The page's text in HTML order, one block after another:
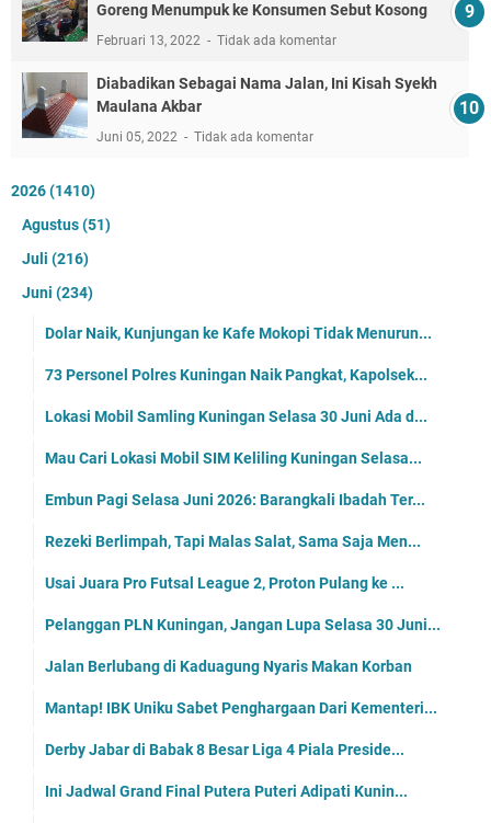
Goreng Menumpuk ke Konsumen Sebut Kosong
Februari 13, 2022 Tidak ada komentar
Diabadikan Sebagai Nama Jalan, Ini Kisah Syekh
Maulana Akbar
Juni 05, 2022 Tidak ada komentar
2026(1410)
Agustus(51)
Juli (216)
Juni (234)
Dolar Naik, Kunjungan ke Kafe Mokopi Tidak Menurun...
73 Personel Polres Kuningan Naik Pangkat, Kapolsek...
Lokasi Mobil Samling Kuningan Selasa 30 Juni Ada d...
Mau Cari Lokasi Mobil SIM Keliling Kuningan Selasa...
Embun Pagi Selasa Juni 2026: Barangkali Ibadah Ter...
Rezeki Berlimpah, Tapi Malas Salat, Sama Saja Men...
Usai Juara Pro Futsal League 2, Proton Pulang ke ...
Pelanggan PLN Kuningan, Jangan Lupa Selasa 30 Juni...
Jalan Berlubang di Kaduagung Nyaris Makan Korban
Mantap! IBK Uniku Sabet Penghargaan Dari Kementeri...
Derby Jabar di Babak 8 Besar Liga 4 Piala Preside...
Ini Jadwal Grand Final Putera Puteri Adipati Kunin...